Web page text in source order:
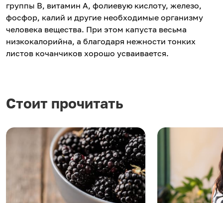
группы В, витамин А, фолиевую кислоту, железо,
фосфор, калий и другие необходимые организму
человека вещества. При этом капуста весьма
низкокалорийна, а благодаря нежности тонких
листов кочанчиков хорошо усваивается.
Стоит прочитать